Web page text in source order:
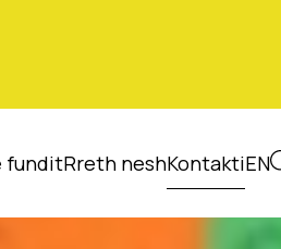
funditRreth neshKontaktiEN